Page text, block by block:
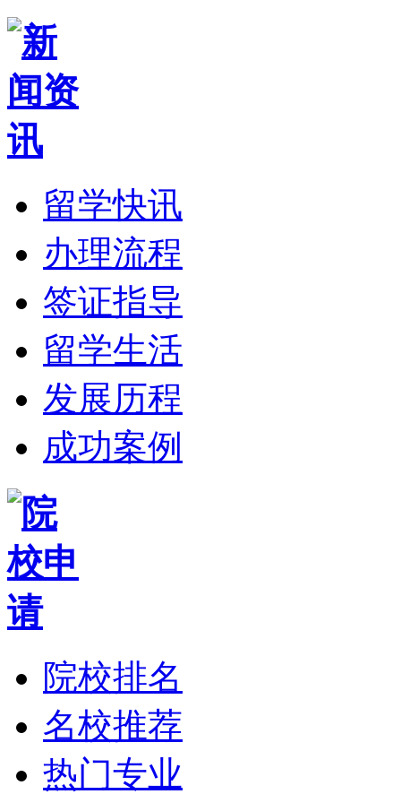
留学快讯
办理流程
签证指导
留学生活
发展历程
成功案例
院校排名
名校推荐
热门专业